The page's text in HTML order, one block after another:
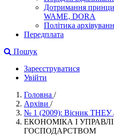
Дотримання
WAME, DORA
Політика
Передплата
Пошук
Зареєструватися
Увійти
Головна /
Архіви /
№ 1 (2009): Вісник ТНЕУ
ЕКОНОМІКА І
ГОСПОДАРСТВОМ